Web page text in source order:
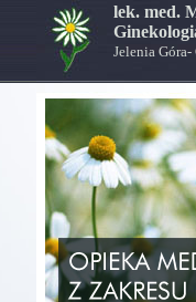
lek. med.
Jelenia